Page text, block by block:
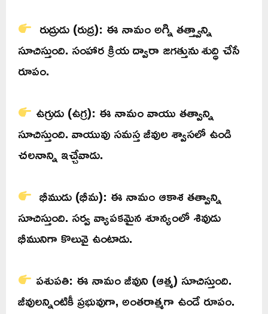
రుద్రుడు (రుద్ర): ఈ నామం అగ్ని తత్త్వాన్ని
సూచిస్తుంది. సంహార క్రియ ద్వారా జగత్తును శుద్ధి చేసే
రూపం.
ఉగ్రుడు (ఉగ్ర): ఈ నామం వాయు తత్వాన్ని
సూచిస్తుంది. వాయువు సమస్త జీవుల శ్వాసలో ఉండి
చలనాన్ని ఇచ్చేవాడు.
భీముడు (భీమ): ఈ నామం ఆకాశ తత్వాన్ని
సూచిస్తుంది. సర్వ వ్యాపకమైన శూన్యంలో శివుడు
భీమునిగా కొలువై ఉంటాడు.
పశుపతి: ఈ నామం జీవుని (ఆత్మ) సూచిస్తుంది.
జీవులన్నింటికీ ప్రభువుగా, అంతరాత్మగా ఉండే రూపం.